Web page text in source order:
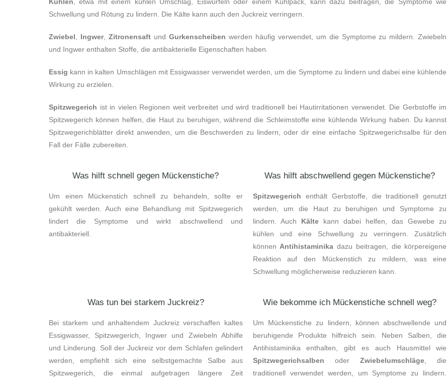
Kühlen, etwa mit einem kühlen Umschlag, Eiswürfeln oder einem Kühlpack, kann dazu beitragen, die Symptome wie
Schwellung und Rötung zu lindern. Die Kälte kann auch den Juckreiz verringern.
Zwiebel, Ingwer, Zitronensaftund Gurkenscheiben werden häufig verwendet, um die Symptome zu mildern. Zwiebeln
und Ingwer enthalten Stoffe, die antibakterielle Eigenschaften haben.
Essig kann in kalten Umschlägen mit Essigwasser verwendet werden, um die Symptome zu lindern und dabei eine kühlende
Wirkung zu erzielen.
Spitzwegerich ist in vielen Regionen weit verbreitet und wird traditionell bei Hautirritationen verwendet. Die Gerbstoffe im
Spitzwegerich können helfen, die Haut zu beruhigen, während die Schleimstoffe eine kühlende Wirkung haben. Du kannst
Spitzwegerichblätter direkt anwenden, um die Beschwerden zu lindern, oder dir eine einfache Spitzwegerichsalbe für den
Fall der Fälle zubereiten.
Was hilft schnell gegen Mückenstiche?
Um einen Mückenstich schnell zu behandeln, sollte er
gekühlt werden. Auch eine Behandlung mit Spitzwegerich
lindert die Symptome und wirkt abschwellend und
antibakteriell.
Was hilft abschwellend gegen Mückenstiche?
Spitzwegerich enthält Gerbstoffe, die traditionell genutzt
werden, um die Haut zu beruhigen und Symptome zu
lindern. Auch Kältekann dabei helfen, das Gewebe zu
kühlen und eine Schwellung zu verringern. Zusätzlich
könnenAntihistaminika dazu beitragen, die körpereigene
Reaktion auf den Mückenstich zu mildern, was eine
Schwellung möglicherweise reduzieren kann.
Was tun bei starkem Juckreiz?
Bei starkem und anhaltendem Juckreiz verschaffen kaltes
Essigwasser, Spitzwegerich, Ingwer und Zwiebeln Abhilfe
und Linderung. Soll der Juckreiz vor dem Schlafen gelindert
werden, empfiehlt sich eine selbstgemachte Salbe aus
Spitzwegerich, die einmal aufgetragen längere Zeit
Wie bekomme ich Mückenstiche schnell weg?
Um Mückenstiche zu lindern, können abschwellende und
beruhigende Produkte hilfreich sein. Neben Salben, die
Antihistaminika enthalten, gibt es auch Hausmittel wie
Spitzwegerichsalben oderZwiebelumschläge, die
traditionell verwendet werden, um Symptome zu lindern.